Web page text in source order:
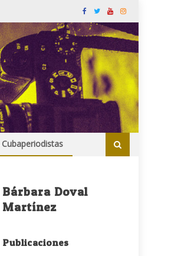
Bárbara Doval
Martínez